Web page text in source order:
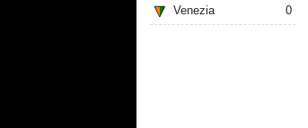
Venezia
0